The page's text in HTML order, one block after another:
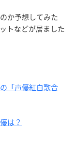
か予想してみた
トなどが居ました
「声優紅白歌合
は？